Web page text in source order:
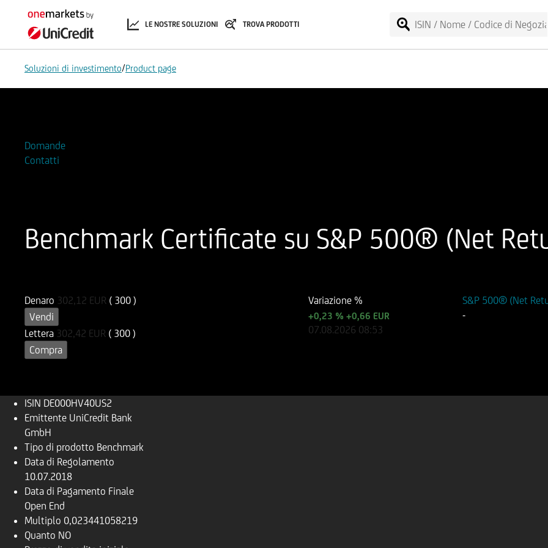
LE NOSTRE SOLUZIONI TROVA PRODOTTI
Soluzioni di investimento/Product page
Domande
Contatti
Benchmark Certificate su S&P 500® (Net
Denaro 302,12 EUR ( 300 )
Vendi
Lettera 302,42 EUR ( 300 )
Compra
Variazione %
+0,23 % +0,66 EUR
07.08.2026 08:53
S&P 500® (Net
-
ISIN DE000HV40US2
Emittente UniCredit Bank
GmbH
Tipo di prodotto Benchmark
Data di Regolamento
10.07.2018
Data di Pagamento Finale
Open End
Multiplo 0,023441058219
Quanto NO